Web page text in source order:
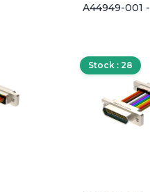
A44949-001 -
Stock : 28